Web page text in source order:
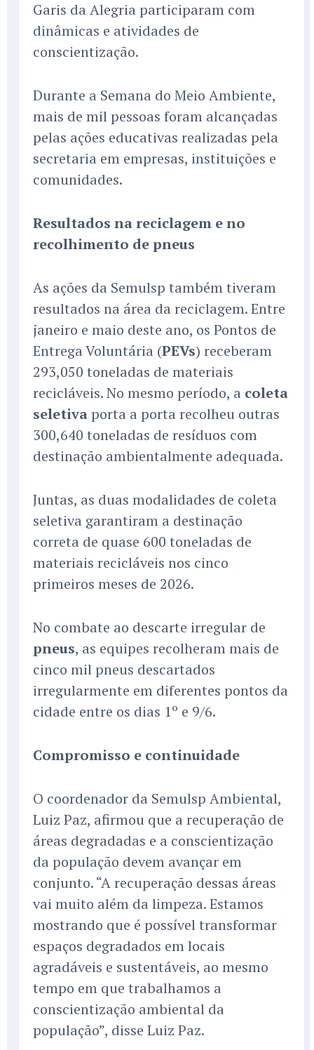
Garis da Alegria participaram com
dinâmicas e atividades de
conscientização.
Durante a Semana do Meio Ambiente,
mais de mil pessoas foram alcançadas
pelas ações educativas realizadas pela
secretaria em empresas, instituições e
comunidades.
Resultados na reciclagem e no
recolhimento de pneus
As ações da Semulsp também tiveram
resultados na área da reciclagem. Entre
janeiro e maio deste ano, os Pontos de
Entrega Voluntária (PEVs) receberam
293,050 toneladas de materiais
recicláveis. No mesmo período, a coleta
seletiva porta a porta recolheu outras
300,640 toneladas de resíduos com
destinação ambientalmente adequada.
Juntas, as duas modalidades de coleta
seletiva garantiram a destinação
correta de quase 600 toneladas de
materiais recicláveis nos cinco
primeiros meses de 2026.
No combate ao descarte irregular de
pneus, as equipes recolheram mais de
cinco mil pneus descartados
irregularmente em diferentes pontos da
cidade entre os dias 1º e 9/6.
Compromisso e continuidade
O coordenador da Semulsp Ambiental,
Luiz Paz, afirmou que a recuperação de
áreas degradadas e a conscientização
da população devem avançar em
conjunto. “A recuperação dessas áreas
vai muito além da limpeza. Estamos
mostrando que é possível transformar
espaços degradados em locais
agradáveis e sustentáveis, ao mesmo
tempo em que trabalhamos a
conscientização ambiental da
população”, disse Luiz Paz.